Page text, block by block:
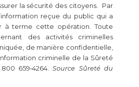
la sécurité des citoyens. Par
reçue du public qui a
à terme cette opération. Toute
des activités criminelles
de manière confidentielle,
criminelle de la Sûreté
659‑4264.Source Sûreté du